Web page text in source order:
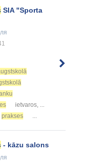
SIA "Sporta
ietvaros, ...
prakses ...
- kāzu salons